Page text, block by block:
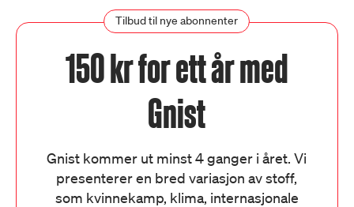
Tilbud til nye abonnenter
150 kr for ett år med
Gnist
Gnist kommer ut minst 4 ganger i året. Vi
presenterer en bred variasjon av stoff,
som kvinnekamp, klima, internasjonale